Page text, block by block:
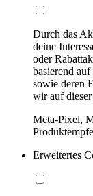
Durch das
deine
oder
basierend
sowie deren
wir auf
Meta-Pixel,
Erweitertes